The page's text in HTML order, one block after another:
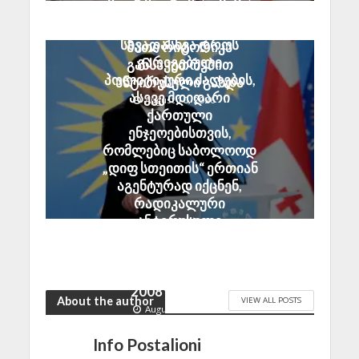
მათი რიტორიკა
განსაკუთრებით
ანტირუსული გახდა
August 10, 2026
სხვადასხვა დროს
გარიგებული
პოლიტიკური ძალების,
ასევე მდიდარი
ქართული
ენჯეოებისთვის,
რომლებიც საბოლოოდ
„დიფ სთეითის“ ერთიან
აგენტურად იქცნენ,
რადიკალური
ანტირუსული
2008 წლის ომი
August 10, 2026
About the author VIEW ALL POSTS
Info Postalioni